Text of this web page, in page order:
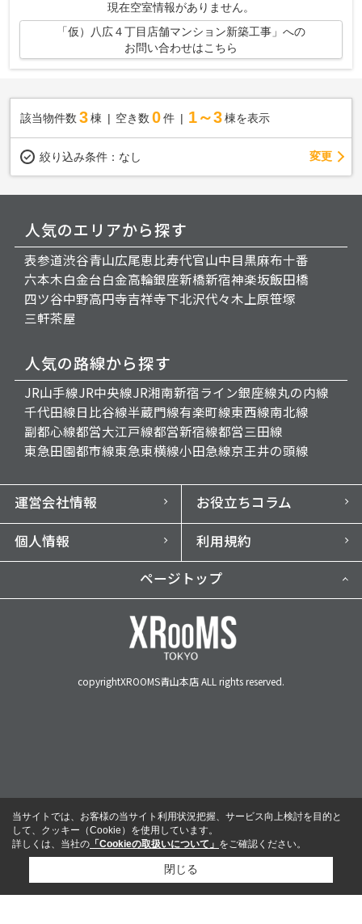
現在空室情報がありません。
「仮）八広４丁目店舗マンション新築工事」への
お問い合わせはこちら
該当物件数 3棟 空き数 0 件 1～3 棟を表示
絞り込み条件： なし 変更
人気のエリアから探す
表参道渋谷青山広尾恵比寿代官山中目黒麻布十番
六本木白金台白金高輪銀座新橋新宿神楽坂飯田橋
四ツ谷中野高円寺吉祥寺下北沢代々木上原笹塚
三軒茶屋
人気の路線から探す
JR山手線JR中央線JR湘南新宿ライン銀座線丸の内線
千代田線日比谷線半蔵門線有楽町線東西線南北線
副都心線都営大江戸線都営新宿線都営三田線
東急田園都市線東急東横線小田急線京王井の頭線
運営会社情報
お役立ちコラム
個人情報
利用規約
ページトップ
copyrightXROOMS青山本店 ALL rights reserved.
当サイトでは、お客様の当サイト利用状況把握、サービス向上検討を目的と
して、クッキー（Cookie）を使用しています。
詳しくは、当社の 「Cookieの取扱いについて」 をご確認ください。
閉じる